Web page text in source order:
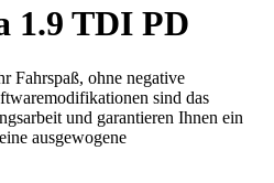
1.9 TDI PD
Fahrspaß, ohne negative
sind das
und garantieren Ihnen ein
ausgewogene